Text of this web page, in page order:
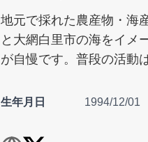
地元で採れた農産物・海
と大網白里市の海をイメ
が自慢です。普段の活動
生年月日 1994/12/01